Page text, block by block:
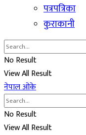
पत्रपत्रिका
कुराकानी
No Result
View All Result
नेपाल ओके
No Result
View All Result